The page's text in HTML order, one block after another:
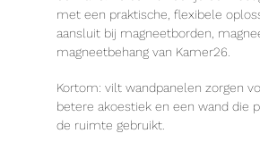
met een praktische, flexibele
aansluit bij magneetborden,
magneetbehang van Kamer26.
Kortom: vilt wandpanelen zorgen
betere akoestiek en een wand die
de ruimte gebruikt.